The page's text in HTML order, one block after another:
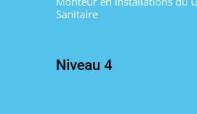
Sanitaire
Niveau 4